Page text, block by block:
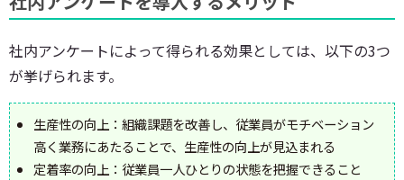
社内アンケートによって得られる効果としては、以下の3つ
が挙げられます。
生産性の向上：組織課題を改善し、従業員がモチベーション
高く業務にあたることで、生産性の向上が見込まれる
定着率の向上：従業員一人ひとりの状態を把握できること